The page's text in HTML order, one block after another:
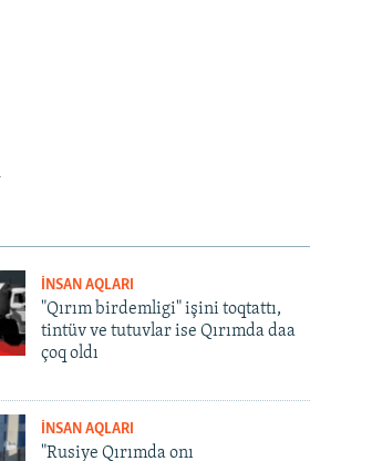
İNSAN AQLARI
"Qırım birdemligi" işini toqtattı,
tintüv ve tutuvlar ise Qırımda daa
çoq oldı
İNSAN AQLARI
"Rusiye Qırımda onı